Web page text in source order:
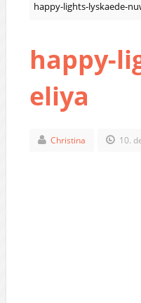
happy-lights-lyskaede-
happy-
eliya
Christina 10.